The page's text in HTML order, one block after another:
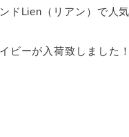
ドLien（リアン）で人
ビーが入荷致しました！